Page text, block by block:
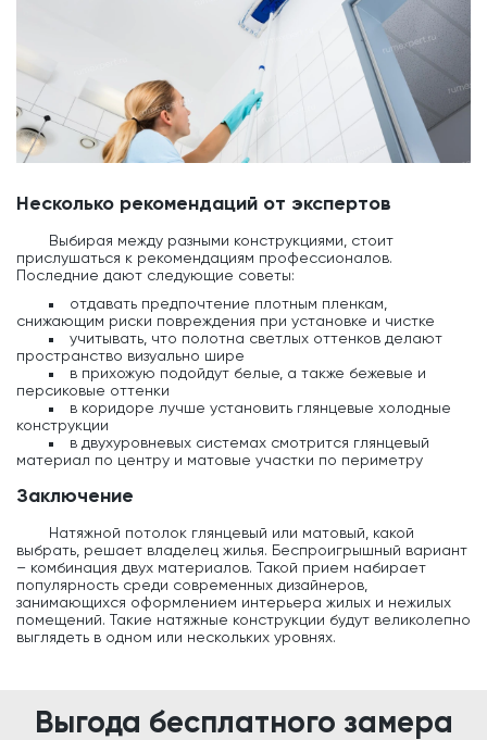
Несколько рекомендаций от экспертов
Выбирая между разными конструкциями, стоит
прислушаться к рекомендациям профессионалов.
Последние дают следующие советы:
отдавать предпочтение плотным пленкам,
снижающим риски повреждения при установке и чистке
учитывать, что полотна светлых оттенков делают
пространство визуально шире
в прихожую подойдут белые, а также бежевые и
персиковые оттенки
в коридоре лучше установить глянцевые холодные
конструкции
в двухуровневых системах смотрится глянцевый
материал по центру и матовые участки по периметру
Заключение
Натяжной потолок глянцевый или матовый, какой
выбрать, решает владелец жилья. Беспроигрышный вариант
– комбинация двух материалов. Такой прием набирает
популярность среди современных дизайнеров,
занимающихся оформлением интерьера жилых и нежилых
помещений. Такие натяжные конструкции будут великолепно
выглядеть в одном или нескольких уровнях.
Выгода бесплатного замера